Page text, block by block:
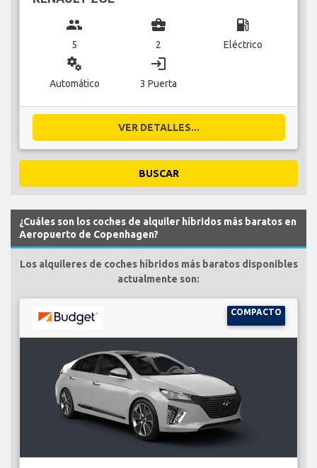
group
5
business_center
2
local_gas_station
Eléctrico
miscellaneous_services
Automático
login
3 Puerta
VER DETALLES...
BUSCAR
¿Cuáles son los coches de alquiler híbridos más baratos en
Aeropuerto de Copenhagen?
Los alquileres de coches híbridos más baratos disponibles
actualmente son:
COMPACTO